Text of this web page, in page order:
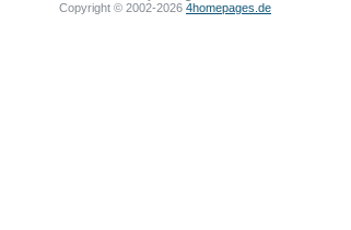
Copyright © 2002-2026 4homepages.de